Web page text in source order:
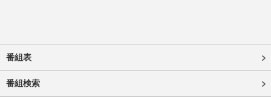
番組表
番組検索